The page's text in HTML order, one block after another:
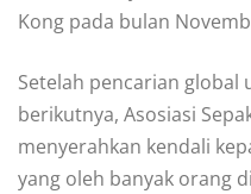
Kong pada bulan
Setelah pencarian global
berikutnya, Asosiasi
menyerahkan kendali
yang oleh banyak orang